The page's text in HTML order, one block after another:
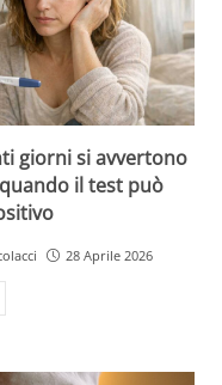
giorni si avvertono
il test può
28 Aprile 2026